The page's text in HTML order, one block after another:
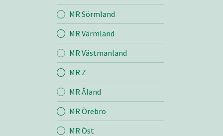
Bemanning MR Sörmland
MR Värmland
MR Västmanland
MR Z
MR Åland
MR Örebro
MR Öst